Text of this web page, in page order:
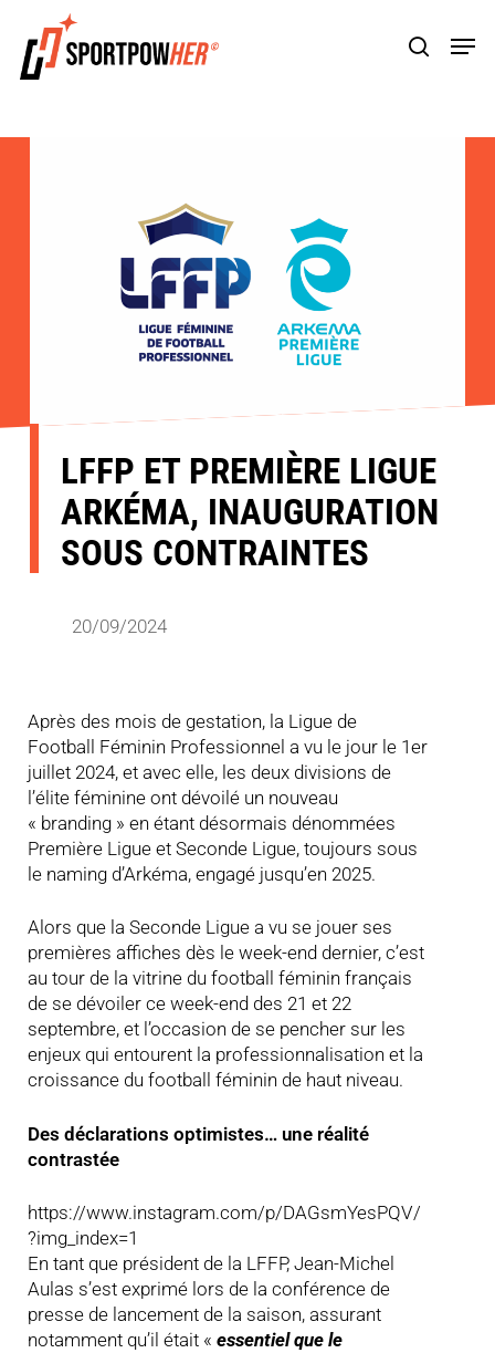
main
search
LFFP ET PREMIÈRE LIGUE
ARKÉMA, INAUGURATION
SOUS CONTRAINTES
20/09/2024
Après des mois de gestation, la Ligue de
Football Féminin Professionnel a vu le jour le 1er
juillet 2024, et avec elle, les deux divisions de
l’élite féminine ont dévoilé un nouveau
« branding » en étant désormais dénommées
Première Ligue et Seconde Ligue, toujours sous
le naming d’Arkéma, engagé jusqu’en 2025.
Alors que la Seconde Ligue a vu se jouer ses
premières affiches dès le week-end dernier, c’est
au tour de la vitrine du football féminin français
de se dévoiler ce week-end des 21 et 22
septembre, et l’occasion de se pencher sur les
enjeux qui entourent la professionnalisation et la
croissance du football féminin de haut niveau.
Des déclarations optimistes… une réalité
contrastée
https://www.instagram.com/p/DAGsmYesPQV/
?img_index=1
En tant que président de la LFFP, Jean-Michel
Aulas s’est exprimé lors de la conférence de
presse de lancement de la saison, assurant
notamment qu’il était « essentiel que le